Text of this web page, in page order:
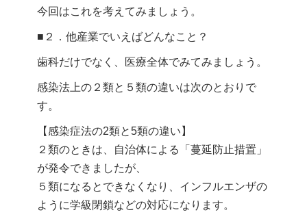
今回はこれを考えてみましょう。
■２．他産業でいえばどんなこと？
歯科だけでなく、医療全体でみてみましょう。
感染法上の２類と５類の違いは次のとおりで
す。
【感染症法の2類と5類の違い】
２類のときは、自治体による「蔓延防止措置」
が発令できましたが、
５類になるとできなくなり、インフルエンザの
ように学級閉鎖などの対応になります。